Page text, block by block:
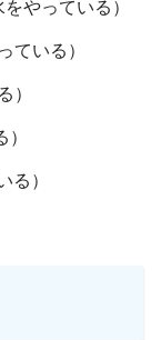
やっている）
ている）
）
る）